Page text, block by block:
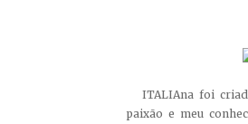
ITALIAna foi
paixão e meu